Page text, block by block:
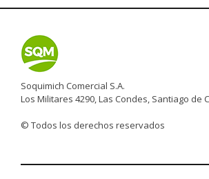
Soquimich Comercial S.A.
Los Militares 4290, Las Condes, Santiago de
© Todos los derechos reservados